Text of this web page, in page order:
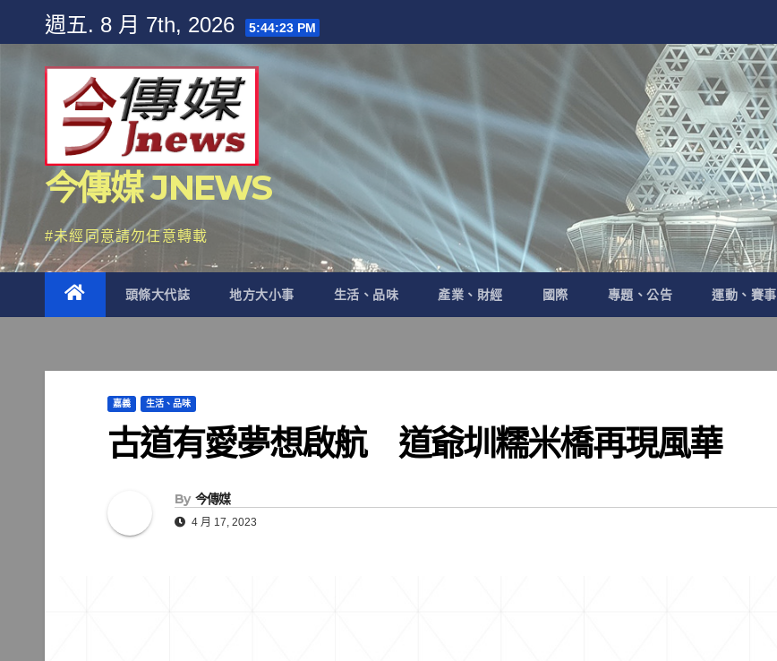
content
週五. 8 月 7th, 2026 5:44:25 PM
今傳媒 JNEWS
#未經同意請勿任意轉載
頭條大代誌 地方大小事 生活、品味 產業、財經 國際 專題、公告 運動、賽事
嘉義 生活、品味
古道有愛夢想啟航 道爺圳糯米橋再現風華
By 今傳媒
4 月 17, 2023